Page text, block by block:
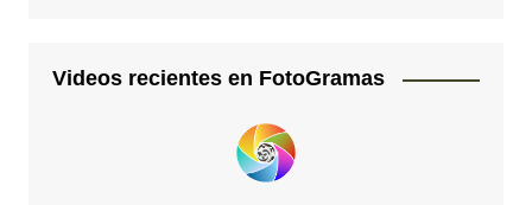
Videos recientes en FotoGramas